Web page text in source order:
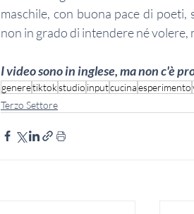
maschile, con buona pace di
non in grado di intendere né volere,
I video sono in inglese, ma non c'è
generetiktokstudio inputcucinaesperimento
Terzo Settore